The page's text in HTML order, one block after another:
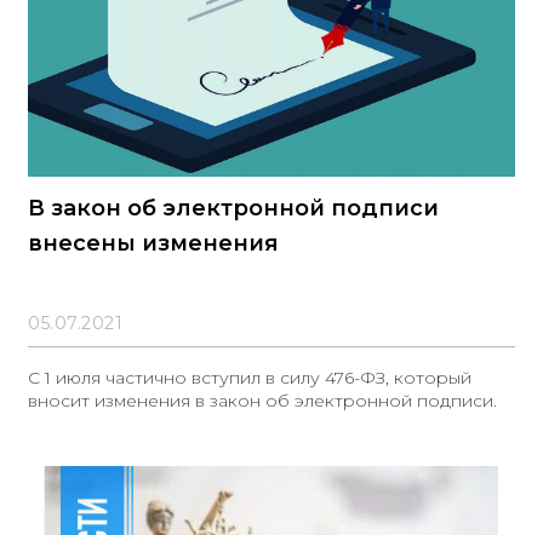
В закон об электронной подписи
внесены изменения
05.07.2021
С 1 июля частично вступил в силу 476-ФЗ, который
вносит изменения в закон об электронной подписи.